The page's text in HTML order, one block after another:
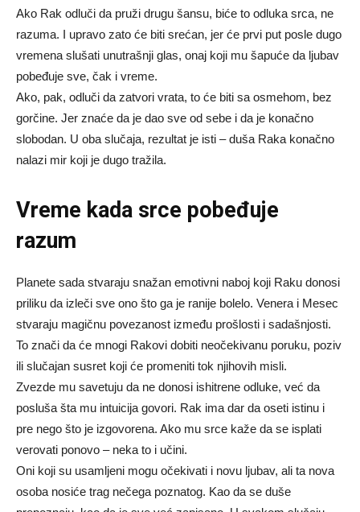
Ako Rak odluči da pruži drugu šansu, biće to odluka srca, ne
razuma. I upravo zato će biti srećan, jer će prvi put posle dugo
vremena slušati unutrašnji glas, onaj koji mu šapuće da ljubav
pobeđuje sve, čak i vreme.
Ako, pak, odluči da zatvori vrata, to će biti sa osmehom, bez
gorčine. Jer znaće da je dao sve od sebe i da je konačno
slobodan. U oba slučaja, rezultat je isti – duša Raka konačno
nalazi mir koji je dugo tražila.
Vreme kada srce pobeđuje
razum
Planete sada stvaraju snažan emotivni naboj koji Raku donosi
priliku da izleči sve ono što ga je ranije bolelo. Venera i Mesec
stvaraju magičnu povezanost između prošlosti i sadašnjosti.
To znači da će mnogi Rakovi dobiti neočekivanu poruku, poziv
ili slučajan susret koji će promeniti tok njihovih misli.
Zvezde mu savetuju da ne donosi ishitrene odluke, već da
posluša šta mu intuicija govori. Rak ima dar da oseti istinu i
pre nego što je izgovorena. Ako mu srce kaže da se isplati
verovati ponovo – neka to i učini.
Oni koji su usamljeni mogu očekivati i novu ljubav, ali ta nova
osoba nosiće trag nečega poznatog. Kao da se duše